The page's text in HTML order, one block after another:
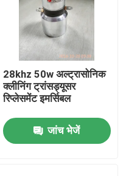
28khz 50w अल्ट्रासोनिक
क्लीनिंग ट्रांसड्यूसर
रिप्लेसमेंट इमर्सिबल
जांच भेजें